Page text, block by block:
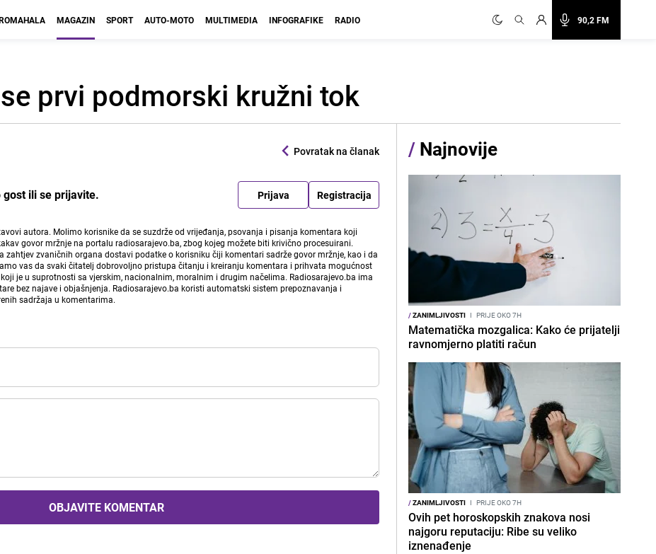
90,2 FM
MAGAZIN SPORT AUTO-MOTO MULTIMEDIA INFOGRAFIKE RADIO
prvi podmorski kružni tok
Povratak na članak
ili se prijavite. Prijava Registracija
autora. Molimo korisnike da se suzdrže od vrijeđanja, psovanja i pisanja komentara koji
govor mržnje na portalu radiosarajevo.ba, zbog kojeg možete biti krivično procesuirani.
zahtjev zvaničnih organa dostavi podatke o korisniku čiji komentari sadrže govor mržnje, kao i da
vas da svaki čitatelj dobrovoljno pristupa čitanju i kreiranju komentara i prihvata mogućnost
je u suprotnosti sa vjerskim, nacionalnim, moralnim i drugim načelima. Radiosarajevo.ba ima
bez najave i objašnjenja. Radiosarajevo.ba koristi automatski sistem prepoznavanja i
sadržaja u komentarima.
OBJAVITE KOMENTAR
/ Najnovije
/ZANIMLJIVOSTI I PRIJE OKO 7H
Matematička mozgalica: Kako će prijatelji
ravnomjerno platiti račun
/ZANIMLJIVOSTI I PRIJE OKO 7H
Ovih pet horoskopskih znakova nosi
najgoru reputaciju: Ribe su veliko
iznenađenje